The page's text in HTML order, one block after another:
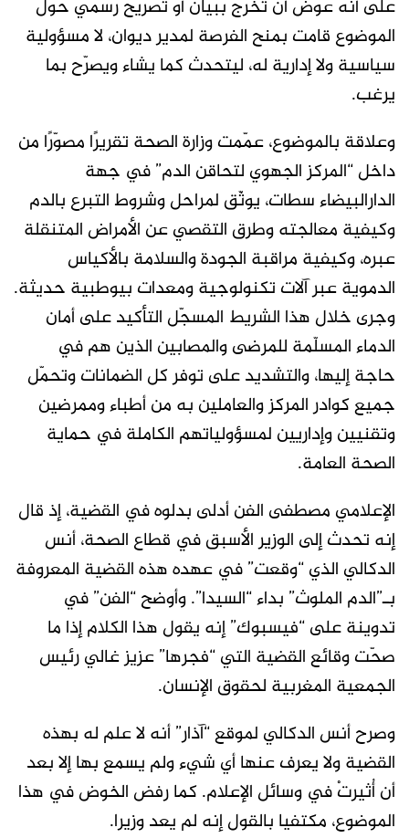
على أنه عوض أن تخرج ببيان أو تصريح رسمي حول
الموضوع قامت بمنح الفرصة لمدير ديوان، لا مسؤولية
سياسية ولا إدارية له، ليتحدث كما يشاء ويصرّح بما
يرغب.
وعلاقة بالموضوع، عمّمت وزارة الصحة تقريرًا مصوّرًا من
داخل “المركز الجهوي لتحاقن الدم” في جهة
الدارالبيضاء سطات، يوثّق لمراحل وشروط التبرع بالدم
وكيفية معالجته وطرق التقصي عن الأمراض المتنقلة
عبره، وكيفية مراقبة الجودة والسلامة بالأكياس
الدموية عبر آلات تكنولوجية ومعدات بيوطبية حديثة.
وجرى خلال هذا الشريط المسجّل التأكيد على أمان
الدماء المسلّمة للمرضى والمصابين الذين هم في
حاجة إليها، والتشديد على توفر كل الضمانات وتحمّل
جميع كوادر المركز والعاملين به من أطباء وممرضين
وتقنيين وإداريين لمسؤولياتهم الكاملة في حماية
الصحة العامة.
الإعلامي مصطفى الفن أدلى بدلوه في القضية، إذ قال
إنه تحدث إلى الوزير الأسبق في قطاع الصحة، أنس
الدكالي الذي “وقعت” في عهده هذه القضية المعروفة
بـ”الدم الملوث” بداء “السيدا”. وأوضح “الفن” في
تدوينة على “فيسبوك” إنه يقول هذا الكلام إذا ما
صحّت وقائع القضية التي “فجرها” عزيز غالي رئيس
الجمعية المغربية لحقوق الإنسان.
وصرح أنس الدكالي لموقع “آذار” أنه لا علم له بهذه
القضية ولا يعرف عنها أي شيء ولم يسمع بها إلا بعد
أن أُثيرتْ في وسائل الإعلام. كما رفض الخوض في هذا
الموضوع، مكتفيا بالقول إنه لم يعد وزيرا.